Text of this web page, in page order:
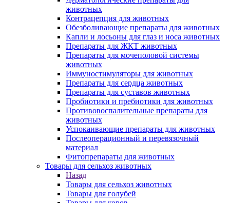
животных
Контрацепция для животных
Обезболивающие препараты для животных
Капли и лосьоны для глаз и носа животных
Препараты для ЖКТ животных
Препараты для мочеполовой системы
животных
Иммуностимуляторы для животных
Препараты для сердца животных
Препараты для суставов животных
Пробиотики и пребиотики для животных
Противовоспалительные препараты для
животных
Успокаивающие препараты для животных
Послеоперационный и перевязочный
материал
Фитопрепараты для животных
Товары для сельхоз животных
Назад
Товары для сельхоз животных
Товары для голубей